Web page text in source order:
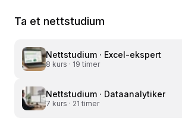
Ta et nettstudium
Nettstudium · Excel-ekspert
8 kurs · 19 timer
Nettstudium · Dataanalytiker
7 kurs · 21 timer